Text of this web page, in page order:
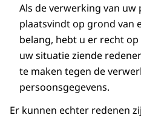
Als de verwerking van uw
plaatsvindt op grond van
belang, hebt u er recht
uw situatie ziende
te maken tegen de
persoonsgegevens.
Er kunnen echter redenen